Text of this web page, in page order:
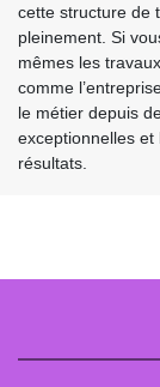
cette structure de
pleinement. Si
mêmes les
comme
le métier depuis
exceptionnelles
résultats.